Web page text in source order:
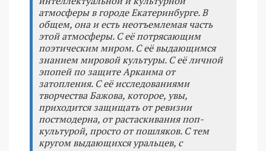
атмосферы в городе Екатеринбурге. В
общем, она и есть неотъемлемая часть
этой атмосферы. С её потрясающим
поэтическим миром. С её выдающимся
знанием мировой культуры. С её личной
эпопей по защите Аркаима от
затопления. С её исследованиями
творчества Бажова, которое, увы,
приходится защищать от ревизии
постмодерна, от растаскивания поп-
культурой, просто от пошляков. С тем
кругом выдающихся уральцев, с